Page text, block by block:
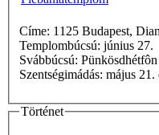
Címe: 1125 Budapest,
Templombúcsú: június 27.
Svábbúcsú: Pünkösdhétfôn
Történet